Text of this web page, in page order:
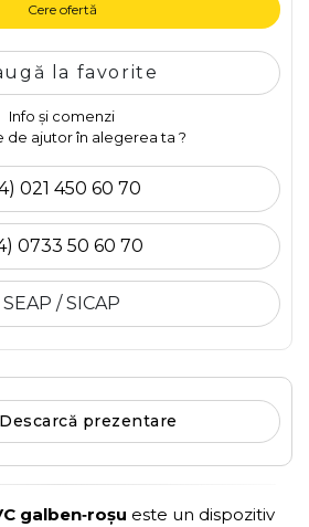
Cere ofertă
la favorite
Info și comenzi
de ajutor în alegerea ta ?
021 450 60 70
0733 50 60 70
SEAP / SICAP
Descarcă prezentare
galben‑roșu este un dispozitiv